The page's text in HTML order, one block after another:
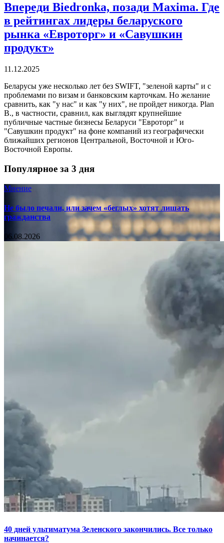
Впереди Biedronka, позади Maxima. Где
в рейтингах лидеры беларуского
рынка «Евроторг» и «Савушкин
продукт»
11.12.2025
Беларусы уже несколько лет без SWIFT, "зеленой карты" и с
проблемами по визам и банковским карточкам. Но желание
сравнить, как "у нас" и как "у них", не пройдет никогда. Plan
B., в частности, сравнил, как выглядят крупнейшие
публичные частные бизнесы Беларуси "Евроторг" и
"Савушкин продукт" на фоне компаний из географически
ближайших регионов Центральной, Восточной и Юго-
Восточной Европы.
Популярное за 3 дня
Мнение
Не было печали, или зачем «беглых» хотят лишать
гражданства
06.08.2026
40 дней ультиматума Зеленского закончились. Все только
начинается?